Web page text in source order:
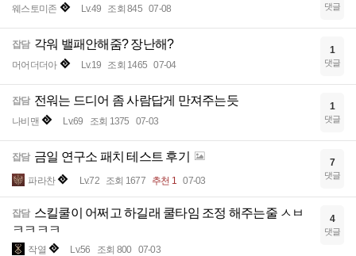
웨스토미존 Lv.49 조회 845 07-08 댓글
잡담 각워 밸패안해줌? 장난해?
머어더더아 Lv.19 조회 1465 07-04
1
댓글
잡담 전워는 드디어 좀 사람답게 만져주는듯
나비맨 Lv.69 조회 1375 07-03
1
댓글
잡담 금일 연구소 패치 테스트 후기
파라찬 Lv.72 조회 1677 추천 1 07-03
7
댓글
잡담 스킬쿨이 어쩌고 하길래 쿨타임 조정 해주는줄 ㅅㅂ
ㅋㅋㅋㅋ
작열 Lv.56 조회 800 07-03
4
댓글